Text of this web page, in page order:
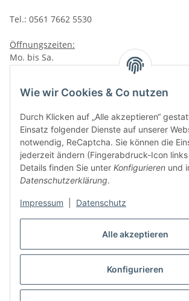
Alle akzeptieren
Konfigurieren
Wie wir Cookies & Co nutzen
Durch Klicken auf „Alle akzeptieren“
Einsatz folgender Dienste auf unserer
notwendig, ReCaptcha. Sie können die
jederzeit ändern (Fingerabdruck-Icon
Details finden Sie unter Konfigurieren und
Datenschutzerklärung.
Impressum Datenschutz
Tel.: 0561 7662 5530
Öffnungszeiten:
Mo. bis Sa.
VAPERZ Vellmar
Lange Wender 7
34246 Vellmar
Zu Google Maps
Tel.: 0561 9885 9996
Öffnungszeiten:
Mo. bis Sa.
Vertrag widerrufen